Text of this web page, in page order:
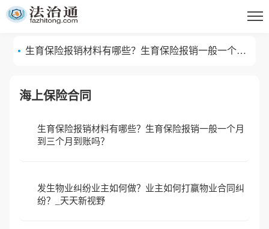
纷？_天天新视野
合资公司是两家公司共同投入资本成立的吗？合资公
司成立需要有多少部门？
生育保险报销材料有哪些？生育保险报销一般一个月
海上保险合同
生育保险报销材料有哪些？生育保险报销一般一个月
到三个月到账吗？
发生物业纠纷业主如何做？业主如何打赢物业合同纠
纷？_天天新视野